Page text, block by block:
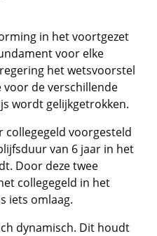
in het voortgezet
voor elke
het wetsvoorstel
voor de verschillende
wordt gelijkgetrokken.
collegegeld voorgesteld
van 6 jaar in het
Door deze twee
collegegeld in het
iets omlaag.
dynamisch. Dit houdt